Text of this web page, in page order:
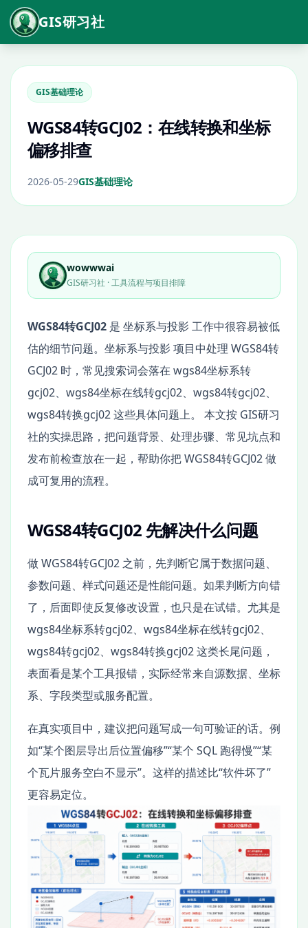
GIS研习社
GIS基础理论
WGS84转GCJ02：在线转换和坐标
偏移排查
2026-05-29GIS基础理论
wowwwai
GIS研习社 · 工具流程与项目排障
WGS84转GCJ02 是 坐标系与投影 工作中很容易被低
估的细节问题。坐标系与投影 项目中处理 WGS84转
GCJ02 时，常见搜索词会落在 wgs84坐标系转
gcj02、wgs84坐标在线转gcj02、wgs84转gcj02、
wgs84转换gcj02 这些具体问题上。 本文按 GIS研习
社的实操思路，把问题背景、处理步骤、常见坑点和
发布前检查放在一起，帮助你把 WGS84转GCJ02 做
成可复用的流程。
WGS84转GCJ02 先解决什么问题
做 WGS84转GCJ02 之前，先判断它属于数据问题、
参数问题、样式问题还是性能问题。如果判断方向错
了，后面即使反复修改设置，也只是在试错。尤其是
wgs84坐标系转gcj02、wgs84坐标在线转gcj02、
wgs84转gcj02、wgs84转换gcj02 这类长尾问题，
表面看是某个工具报错，实际经常来自源数据、坐标
系、字段类型或服务配置。
在真实项目中，建议把问题写成一句可验证的话。例
如“某个图层导出后位置偏移”“某个 SQL 跑得慢”“某
个瓦片服务空白不显示”。这样的描述比“软件坏了”
更容易定位。